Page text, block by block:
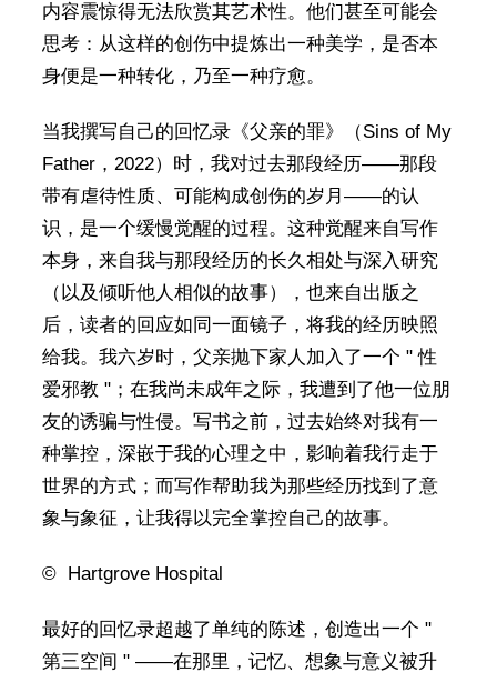
内容震惊得无法欣赏其艺术性。他们甚至可能会
思考：从这样的创伤中提炼出一种美学，是否本
身便是一种转化，乃至一种疗愈。
当我撰写自己的回忆录《父亲的罪》（Sins of My
Father，2022）时，我对过去那段经历——那段
带有虐待性质、可能构成创伤的岁月——的认
识，是一个缓慢觉醒的过程。这种觉醒来自写作
本身，来自我与那段经历的长久相处与深入研究
（以及倾听他人相似的故事），也来自出版之
后，读者的回应如同一面镜子，将我的经历映照
给我。我六岁时，父亲抛下家人加入了一个 " 性
爱邪教 "；在我尚未成年之际，我遭到了他一位朋
友的诱骗与性侵。写书之前，过去始终对我有一
种掌控，深嵌于我的心理之中，影响着我行走于
世界的方式；而写作帮助我为那些经历找到了意
象与象征，让我得以完全掌控自己的故事。
© Hartgrove Hospital
最好的回忆录超越了单纯的陈述，创造出一个 "
第三空间 " ——在那里，记忆、想象与意义被升